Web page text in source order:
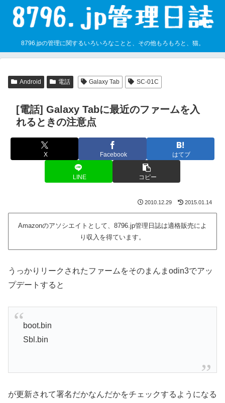
8796.jpの管理に関するいろいろなことと、その他もろもろと、猫。
Android 電話 Galaxy Tab SC-01C
[電話] Galaxy Tabに最近のファームを入
れるときの注意点
X Facebook はてブ
LINE コピー
2010.12.29 2015.01.14
Amazonのアソシエイトとして、8796.jp管理日誌は適格販売によ
り収入を得ています。
うっかりリークされたファームをそのまんまodin3でアッ
プデートすると
boot.bin
Sbl.bin
が更新されて署名だかなんだかをチェックするようになる